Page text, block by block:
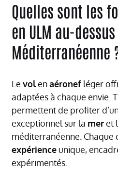
Quelles sont les
en ULM au-
Méditerranéenne
Le volenaéronef léger
adaptées à chaque envie.
permettent de profiter
exceptionnel sur la meret
méditerranéenne. Chaque
expérience unique,
expérimentés.